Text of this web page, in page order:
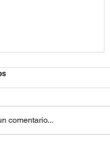
comentario...